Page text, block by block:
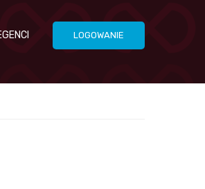
LOGOWANIE